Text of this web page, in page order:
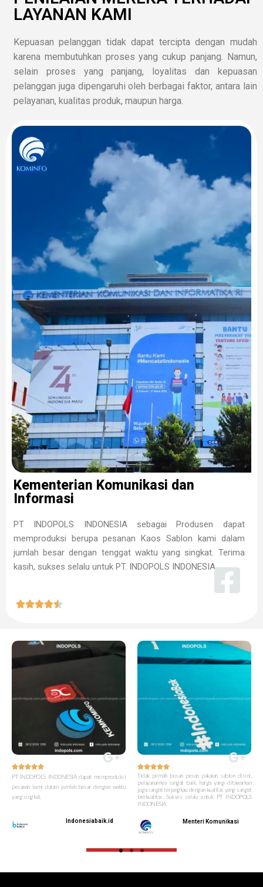
LAYANAN KAMI
Kepuasan pelanggan tidak dapat tercipta dengan mudah
karena membutuhkan proses yang cukup panjang. Namun,
selain proses yang panjang, loyalitas dan kepuasan
pelanggan juga dipengaruhi oleh berbagai faktor, antara lain
pelayanan, kualitas produk, maupun harga.
Kementerian Komunikasi dan
Informasi
PT INDOPOLS INDONESIA sebagai Produsen dapat
memproduksi berupa pesanan Kaos Sablon kami dalam
jumlah besar dengan tenggat waktu yang singkat. Terima
kasih, sukses selalu untuk PT. INDOPOLS INDONESIA


PT INDOPOLS INDONESIA dapat memproduksi
pesanan kami dalam jumlah besar dengan waktu
yang singkat.
Indonesiabaik.id

Tidak pernah bosan pesan pakaian sablon disini,
pelayanannya sangat baik, harga yang ditawarkan
juga sangat terjangkau dengan kualitas yang sangat
berkualitas. Sukses selalu untuk PT INDOPOLS
INDONESIA
Menteri Komunikasi